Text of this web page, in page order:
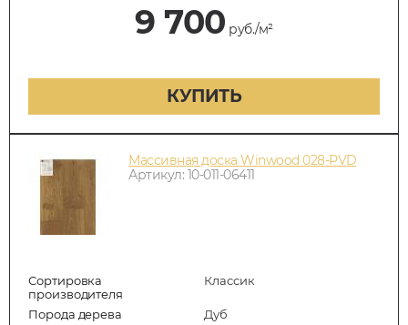
9 700 руб./м²
КУПИТЬ
Массивная доска Winwood 028-PVD
Артикул: 10-011-06411
Сортировка
производителя
Классик
Порода дерева
Дуб